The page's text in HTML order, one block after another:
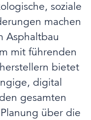
soziale
machen
Asphaltbau
mit führenden
bietet
digital
gesamten
über die